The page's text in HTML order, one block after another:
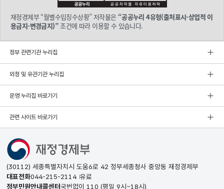
재정경제부 “월별수입징수상황” 저작물은 “공공누리 4유형(출처표시-상업적 이
용금지-변경금지)”조건에 따라 이용할 수 있습니다.
정부 관련기관 누리집
외청 및 유관기관 누리집
운영 누리집 바로가기
관련 사이트 바로가기
(30112) 세종특별자치시 도움6로 42 정부세종청사 중앙동 재정경제부
대표전화044-215-2114 유료
정부민원안내콜센터국번없이 110 (평일 9시~18시)